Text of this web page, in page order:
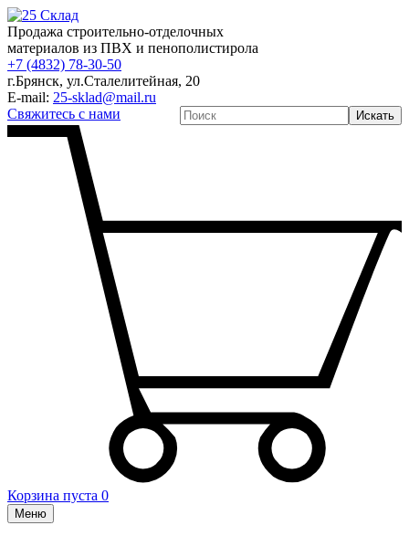
Продажа строительно-отделочных
материалов из ПВХ и пенополистирола
+7 (4832) 78-30-50
г.Брянск, ул.Сталелитейная, 20
E-mail: 25-sklad@mail.ru
Свяжитесь с нами
Искать
Корзина пуста 0
Меню